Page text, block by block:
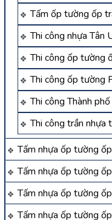
Tấm ốp tường ốp
Thi công nhựa Tân
Thi công ốp tường
Thi công ốp tường
Thi công Thành
Thi công trần nhựa
Tấm nhựa ốp tường
Tấm nhựa ốp tường
Tấm nhựa ốp tường
Tấm nhựa ốp tường